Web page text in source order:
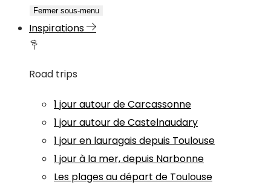
Fermer sous-menu
Inspirations
Road trips
1 jour autour de Carcassonne
1 jour autour de Castelnaudary
1 jour en lauragais depuis Toulouse
1 jour à la mer, depuis Narbonne
Les plages au départ de Toulouse